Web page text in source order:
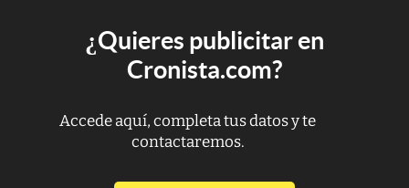
¿Quieres publicitar en
Cronista.com?
Accede aquí, completa tus datos y te
contactaremos.